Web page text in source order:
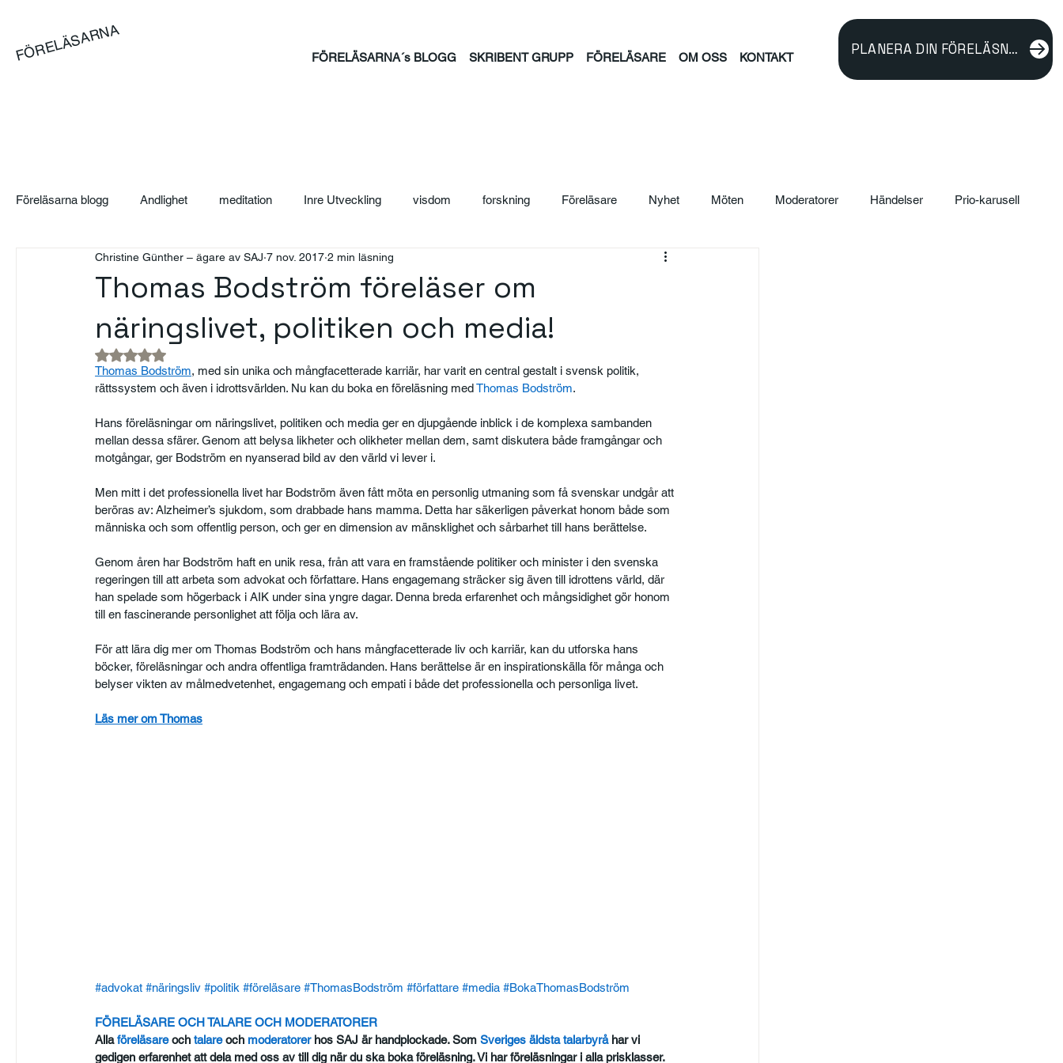
FÖRELÄSARNA FÖRELÄSARNA´s BLOGG SKRIBENT GRUPP FÖRELÄSARE OM OSS KONTAKT PLANERA DIN FÖRELÄSNING
Föreläsarna blogg Andlighet meditation Inre Utveckling visdom forskning Föreläsare Nyhet Möten Moderatorer Händelser Prio-karusell
Artikel Case Sales Bootcamp Säljträning
SAJ Boka Föreläsare - Blogg Event Suicidprevention psykisk hälsa feminism
Thomas Bodström föreläser om
näringslivet, politiken och media!
Christine Günther – ägare av SAJ 7 nov. 2017 2 min läsning
Betygsatt till NaN av 5 stjärnor.
Thomas Bodström, med sin unika och mångfacetterade karriär, har varit en central gestalt i svensk politik,
rättssystem och även i idrottsvärlden. Nu kan du boka en föreläsning med Thomas Bodström.
Hans föreläsningar om näringslivet, politiken och media ger en djupgående inblick i de komplexa sambanden
mellan dessa sfärer. Genom att belysa likheter och olikheter mellan dem, samt diskutera både framgångar och
motgångar, ger Bodström en nyanserad bild av den värld vi lever i.
Men mitt i det professionella livet har Bodström även fått möta en personlig utmaning som få svenskar undgår att
beröras av: Alzheimer’s sjukdom, som drabbade hans mamma. Detta har säkerligen påverkat honom både som
människa och som offentlig person, och ger en dimension av mänsklighet och sårbarhet till hans berättelse.
Genom åren har Bodström haft en unik resa, från att vara en framstående politiker och minister i den svenska
regeringen till att arbeta som advokat och författare. Hans engagemang sträcker sig även till idrottens värld, där
han spelade som högerback i AIK under sina yngre dagar. Denna breda erfarenhet och mångsidighet gör honom
till en fascinerande personlighet att följa och lära av.
För att lära dig mer om Thomas Bodström och hans mångfacetterade liv och karriär, kan du utforska hans
böcker, föreläsningar och andra offentliga framträdanden. Hans berättelse är en inspirationskälla för många och
belyser vikten av målmedvetenhet, engagemang och empati i både det professionella och personliga livet.
Läs mer om Thomas
#advokat #näringsliv #politik #föreläsare #ThomasBodström #författare #media #BokaThomasBodström
FÖRELÄSARE OCH TALARE OCH MODERATORER
Alla föreläsare och talare och moderatorer hos SAJ är handplockade. Som Sveriges äldsta talarbyrå har vi
gedigen erfarenhet att dela med oss av till dig när du ska boka föreläsning. Vi har föreläsningar i alla prisklasser.